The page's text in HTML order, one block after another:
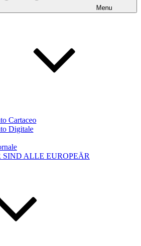
Menu
Cartaceo
Digitale
SIND ALLE EUROPEÄR